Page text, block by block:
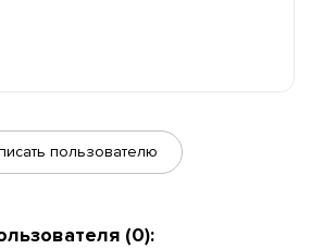
пользователю
(0):